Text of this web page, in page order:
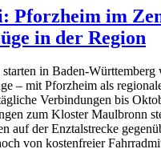
Pforzheim im
in der Region
in Baden-Württemberg
– mit Pforzheim als
Verbindungen bis
zum Kloster Maulbronn
auf der Enztalstrecke
von kostenfreier